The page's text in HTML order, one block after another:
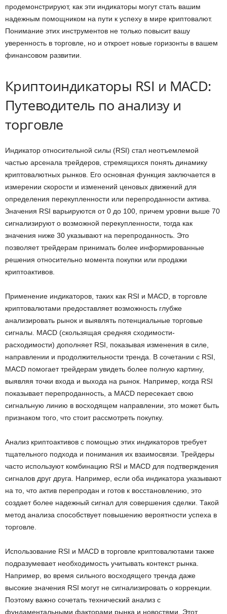
продемонстрируют, как эти индикаторы могут стать вашим
надежным помощником на пути к успеху в мире криптовалют.
Понимание этих инструментов не только повысит вашу
уверенность в торговле, но и откроет новые горизонты в вашем
финансовом развитии.
Криптоиндикаторы RSI и MACD:
Путеводитель по анализу и
торговле
Индикатор относительной силы (RSI) стал неотъемлемой
частью арсенала трейдеров, стремящихся понять динамику
криптовалютных рынков. Его основная функция заключается в
измерении скорости и изменений ценовых движений для
определения перекупленности или перепроданности актива.
Значения RSI варьируются от 0 до 100, причем уровни выше 70
сигнализируют о возможной перекупленности, тогда как
значения ниже 30 указывают на перепроданность. Это
позволяет трейдерам принимать более информированные
решения относительно момента покупки или продажи
криптоактивов.
Применение индикаторов, таких как RSI и MACD, в торговле
криптовалютами предоставляет возможность глубже
анализировать рынок и выявлять потенциальные торговые
сигналы. MACD (скользящая средняя сходимости-
расходимости) дополняет RSI, показывая изменения в силе,
направлении и продолжительности тренда. В сочетании с RSI,
MACD помогает трейдерам увидеть более полную картину,
выявляя точки входа и выхода на рынок. Например, когда RSI
показывает перепроданность, а MACD пересекает свою
сигнальную линию в восходящем направлении, это может быть
признаком того, что стоит рассмотреть покупку.
Анализ криптоактивов с помощью этих индикаторов требует
тщательного подхода и понимания их взаимосвязи. Трейдеры
часто используют комбинацию RSI и MACD для подтверждения
сигналов друг друга. Например, если оба индикатора указывают
на то, что актив перепродан и готов к восстановлению, это
создает более надежный сигнал для совершения сделки. Такой
метод анализа способствует повышению вероятности успеха в
торговле.
Использование RSI и MACD в торговле криптовалютами также
подразумевает необходимость учитывать контекст рынка.
Например, во время сильного восходящего тренда даже
высокие значения RSI могут не сигнализировать о коррекции.
Поэтому важно сочетать технический анализ с
фундаментальными факторами рынка и новостями. Этот